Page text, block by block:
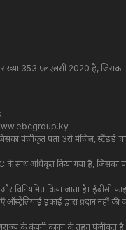
353 एलएलसी 2020 है, जिसका
पंजीकृत पता 3री मंजिल, स्टैंडर्ड
के साथ अधिकृत किया गया है, जिसका
किया जाता है। ईबीसी
इकाई द्वारा प्रदान नहीं
गणराज्य के कंपनी कानून के तहत